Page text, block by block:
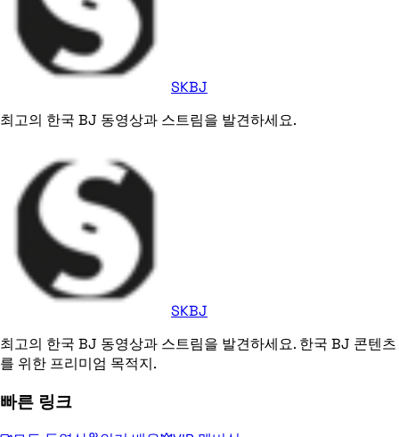
SKBJ
최고의 한국 BJ 동영상과 스트림을 발견하세요.
SKBJ
최고의 한국 BJ 동영상과 스트림을 발견하세요. 한국 BJ 콘텐츠
를 위한 프리미엄 목적지.
빠른 링크